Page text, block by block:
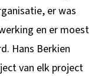
er was
en er moest
Hans Berkien
van elk project